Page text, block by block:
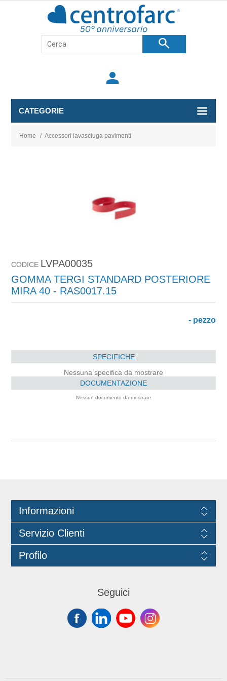
search
person
CATEGORIE
Home / Accessori lavasciuga pavimenti
CODICE LVPA00035
GOMMA TERGI STANDARD POSTERIORE
MIRA 40 - RAS0017.15
- pezzo
SPECIFICHE
Nessuna specifica da mostrare
DOCUMENTAZIONE
Nessun documento da mostrare
Informazioni
Servizio Clienti
Profilo
Seguici